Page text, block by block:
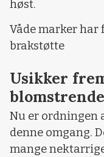
høst.
Våde marker
brakstøtte
Usikker
Nu er ordningen
denne omgang.
mange